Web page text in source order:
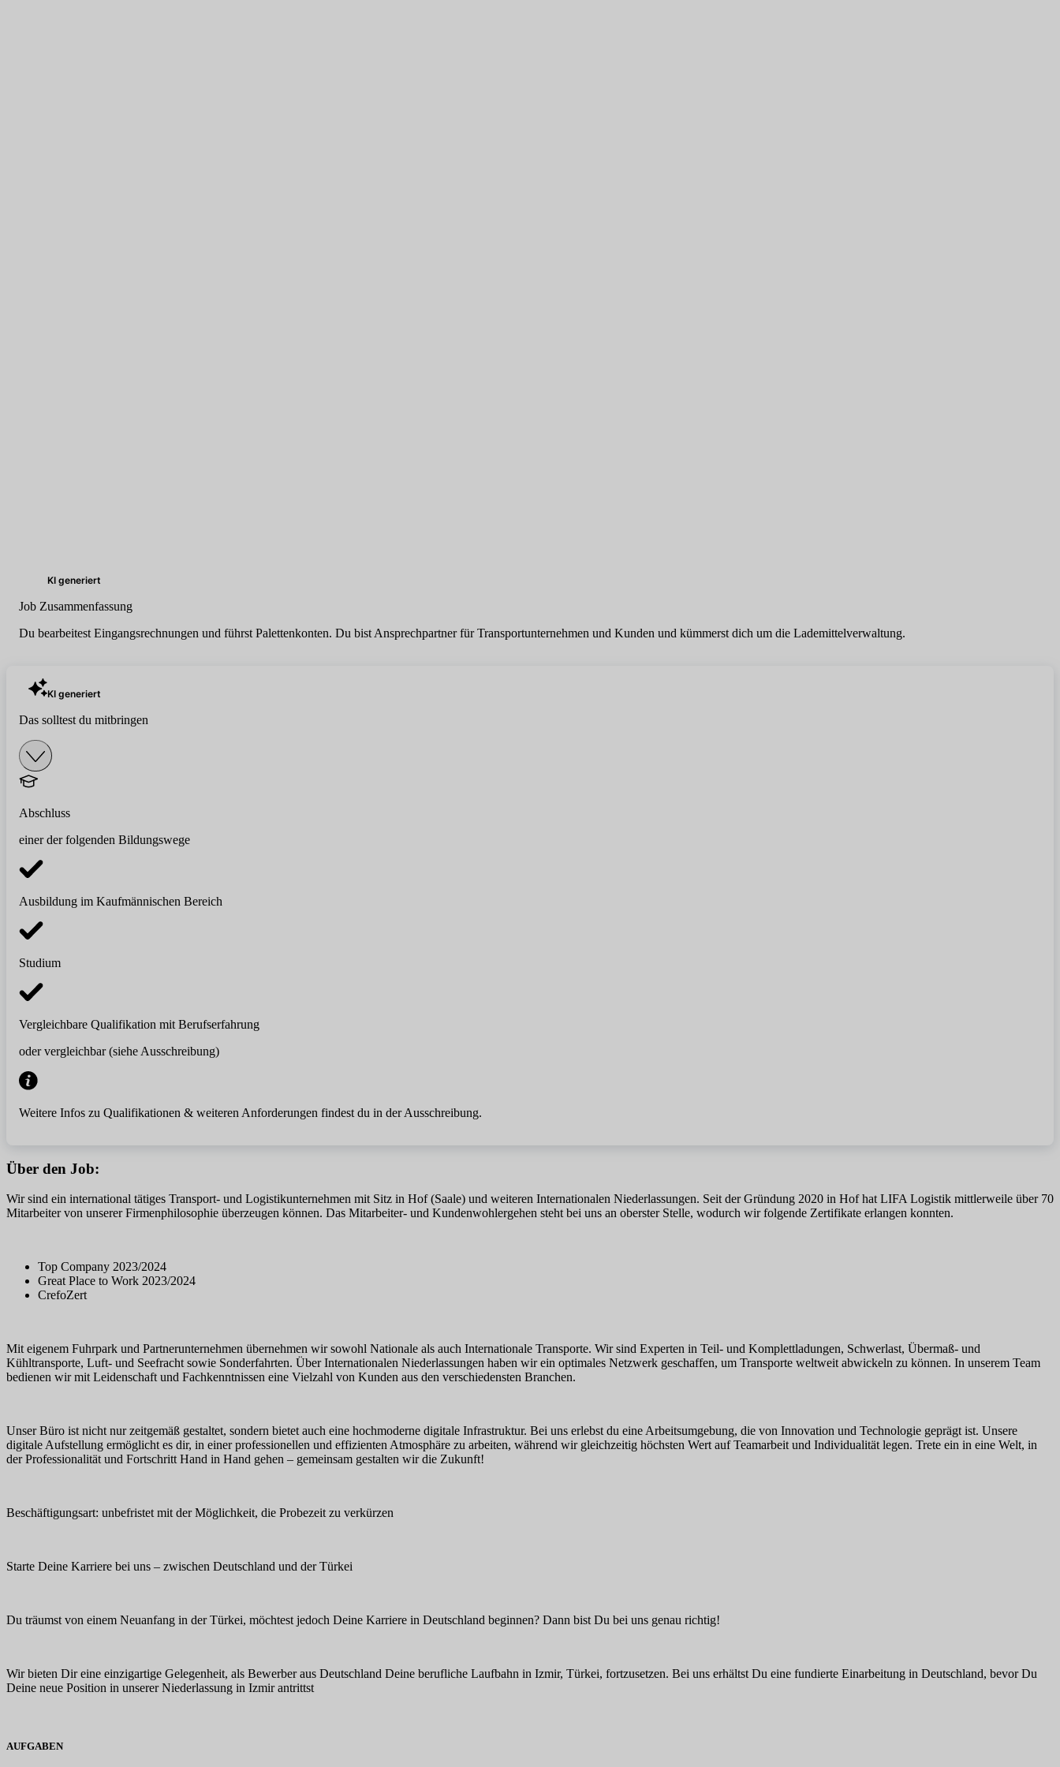
KI generiert
Job Zusammenfassung
Du bearbeitest Eingangsrechnungen und führst Palettenkonten. Du bist Ansprechpartner für Transportunternehmen und Kunden und kümmerst dich um die Lademittelverwaltung.
KI generiert
Das solltest du mitbringen
Abschluss
einer der folgenden Bildungswege
Ausbildung im Kaufmännischen Bereich
Studium
Vergleichbare Qualifikation mit Berufserfahrung
oder vergleichbar (siehe Ausschreibung)
Weitere Infos zu Qualifikationen & weiteren Anforderungen findest du in der Ausschreibung.
Über den Job:
Wir sind ein international tätiges Transport- und Logistikunternehmen mit Sitz in Hof (Saale) und weiteren Internationalen Niederlassungen. Seit der Gründung 2020 in Hof hat LIFA Logistik mittlerweile über 70
Mitarbeiter von unserer Firmenphilosophie überzeugen können. Das Mitarbeiter- und Kundenwohlergehen steht bei uns an oberster Stelle, wodurch wir folgende Zertifikate erlangen konnten.
Top Company 2023/2024
Great Place to Work 2023/2024
CrefoZert
Mit eigenem Fuhrpark und Partnerunternehmen übernehmen wir sowohl Nationale als auch Internationale Transporte. Wir sind Experten in Teil- und Komplettladungen, Schwerlast, Übermaß- und
Kühltransporte, Luft- und Seefracht sowie Sonderfahrten. Über Internationalen Niederlassungen haben wir ein optimales Netzwerk geschaffen, um Transporte weltweit abwickeln zu können. In unserem Team
bedienen wir mit Leidenschaft und Fachkenntnissen eine Vielzahl von Kunden aus den verschiedensten Branchen.
Unser Büro ist nicht nur zeitgemäß gestaltet, sondern bietet auch eine hochmoderne digitale Infrastruktur. Bei uns erlebst du eine Arbeitsumgebung, die von Innovation und Technologie geprägt ist. Unsere
digitale Aufstellung ermöglicht es dir, in einer professionellen und effizienten Atmosphäre zu arbeiten, während wir gleichzeitig höchsten Wert auf Teamarbeit und Individualität legen. Trete ein in eine Welt, in
der Professionalität und Fortschritt Hand in Hand gehen – gemeinsam gestalten wir die Zukunft!
Beschäftigungsart: unbefristet mit der Möglichkeit, die Probezeit zu verkürzen
Starte Deine Karriere bei uns – zwischen Deutschland und der Türkei
Du träumst von einem Neuanfang in der Türkei, möchtest jedoch Deine Karriere in Deutschland beginnen? Dann bist Du bei uns genau richtig!
Wir bieten Dir eine einzigartige Gelegenheit, als Bewerber aus Deutschland Deine berufliche Laufbahn in Izmir, Türkei, fortzusetzen. Bei uns erhältst Du eine fundierte Einarbeitung in Deutschland, bevor Du
Deine neue Position in unserer Niederlassung in Izmir antrittst
AUFGABEN